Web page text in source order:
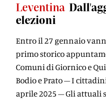
Leventina
elezioni
Entro il 27 gennaio
primo storico
Comuni di Giornico e
Bodio e Prato – I
aprile 2025 – Gli attuali